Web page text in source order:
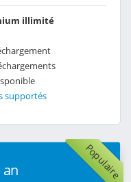
illimité
supportés
Populaire
an